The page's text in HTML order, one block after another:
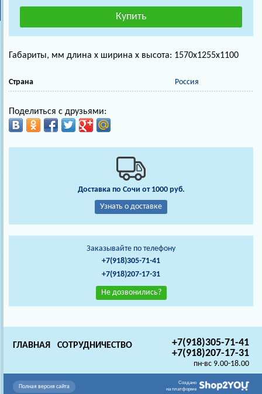
Габариты, мм длина х ширина х высота: 1570х1255х1100
Страна Россия
Поделиться с друзьями:
Доставка по Сочи от 1000 руб.
Узнать о доставке
Заказывайте по телефону
+7(918)305-71-41
+7(918)207-17-31
Не дозвонились?
+7(918)305-71-41
+7(918)207-17-31
пн-вс 9.00-18.00
ГЛАВНАЯ СОТРУДНИЧЕСТВО
Создано
на платформе
Полная версия сайта